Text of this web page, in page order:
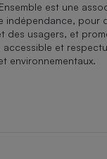
est une
indépendance, pour
des usagers, et
et
environnementaux.